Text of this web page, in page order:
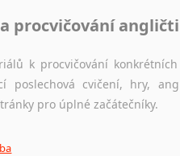
procvičování
k procvičování
poslechová cvičení, hry,
pro úplné začátečníky.